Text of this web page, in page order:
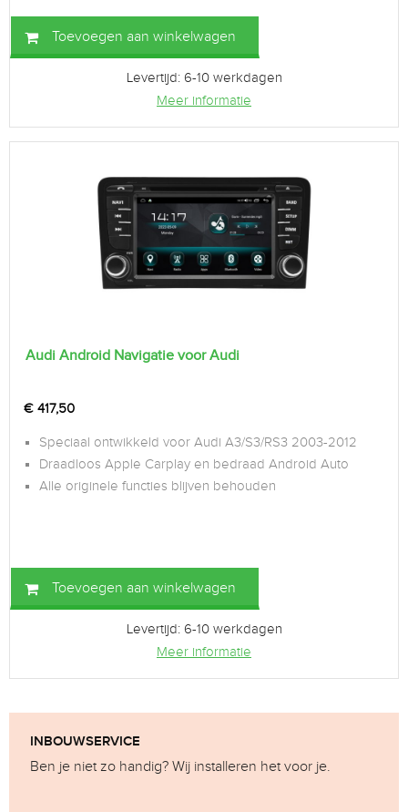
Toevoegen aan winkelwagen
Levertijd: 6-10 werkdagen
Meer informatie
Audi Android Navigatie voor Audi
€ 417,50
Speciaal ontwikkeld voor Audi A3/S3/RS3 2003-2012
Draadloos Apple Carplay en bedraad Android Auto
Alle originele functies blijven behouden
Toevoegen aan winkelwagen
Levertijd: 6-10 werkdagen
Meer informatie
INBOUWSERVICE
Ben je niet zo handig? Wij installeren het voor je.